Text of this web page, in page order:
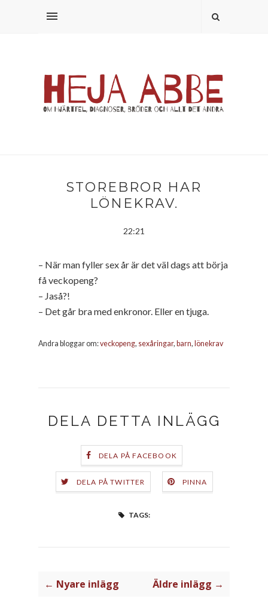
STOREBROR HAR
LÖNEKRAV.
22:21
– När man fyller sex år är det väl dags att börja
få veckopeng?
– Jaså?!
– Det går bra med enkronor. Eller en tjuga.
Andra bloggar om:veckopeng, sexåringar, barn, lönekrav
DELA DETTA INLÄGG
DELA PÅ FACEBOOK
DELA PÅ TWITTER PINNA
TAGS:
← Nyare inlägg Äldre inlägg →